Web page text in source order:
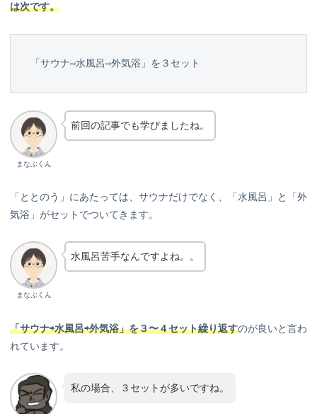
は次です。
「サウナ⇨水風呂⇨外気浴」を３セット
まなぶくん
前回の記事でも学びましたね。
「ととのう」にあたっては、サウナだけでなく、「水風呂」と「外
気浴」がセットでついてきます。
まなぶくん
水風呂苦手なんですよね。。
「サウナ⇨水風呂⇨外気浴」を３〜４セット繰り返すのが良いと言わ
れています。
私の場合、３セットが多いですね。